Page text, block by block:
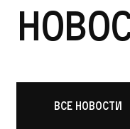
Все новости